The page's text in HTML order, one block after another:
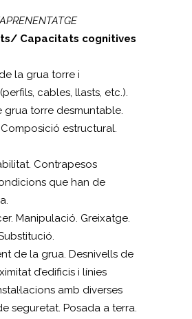
Capacitats cognitives
la grua torre i
cables, llasts, etc.).
grua torre desmuntable.
estructural.
Contrapesos
que han de
Manipulació. Greixatge.
de la grua. Desnivells de
d’edificis i línies
amb diverses
seguretat. Posada a terra.